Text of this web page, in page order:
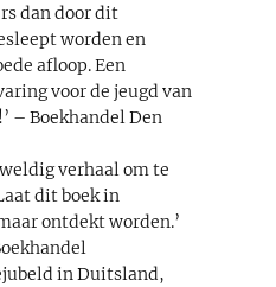
dan door dit
worden en
afloop. Een
voor de jeugd van
– Boekhandel Den
verhaal om te
dit boek in
ontdekt worden.’
in Duitsland,